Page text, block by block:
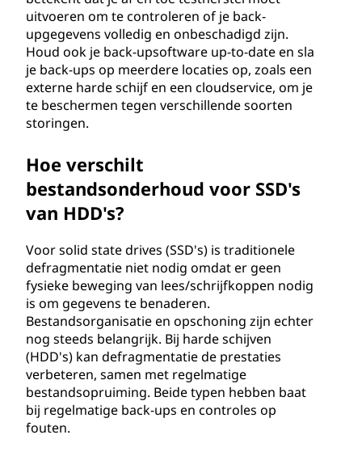
uitvoeren om te controleren of je back-
upgegevens volledig en onbeschadigd zijn.
Houd ook je back-upsoftware up-to-date en sla
je back-ups op meerdere locaties op, zoals een
externe harde schijf en een cloudservice, om je
te beschermen tegen verschillende soorten
storingen.
Hoe verschilt
bestandsonderhoud voor SSD's
van HDD's?
Voor solid state drives (SSD's) is traditionele
defragmentatie niet nodig omdat er geen
fysieke beweging van lees/schrijfkoppen nodig
is om gegevens te benaderen.
Bestandsorganisatie en opschoning zijn echter
nog steeds belangrijk. Bij harde schijven
(HDD's) kan defragmentatie de prestaties
verbeteren, samen met regelmatige
bestandsopruiming. Beide typen hebben baat
bij regelmatige back-ups en controles op
fouten.